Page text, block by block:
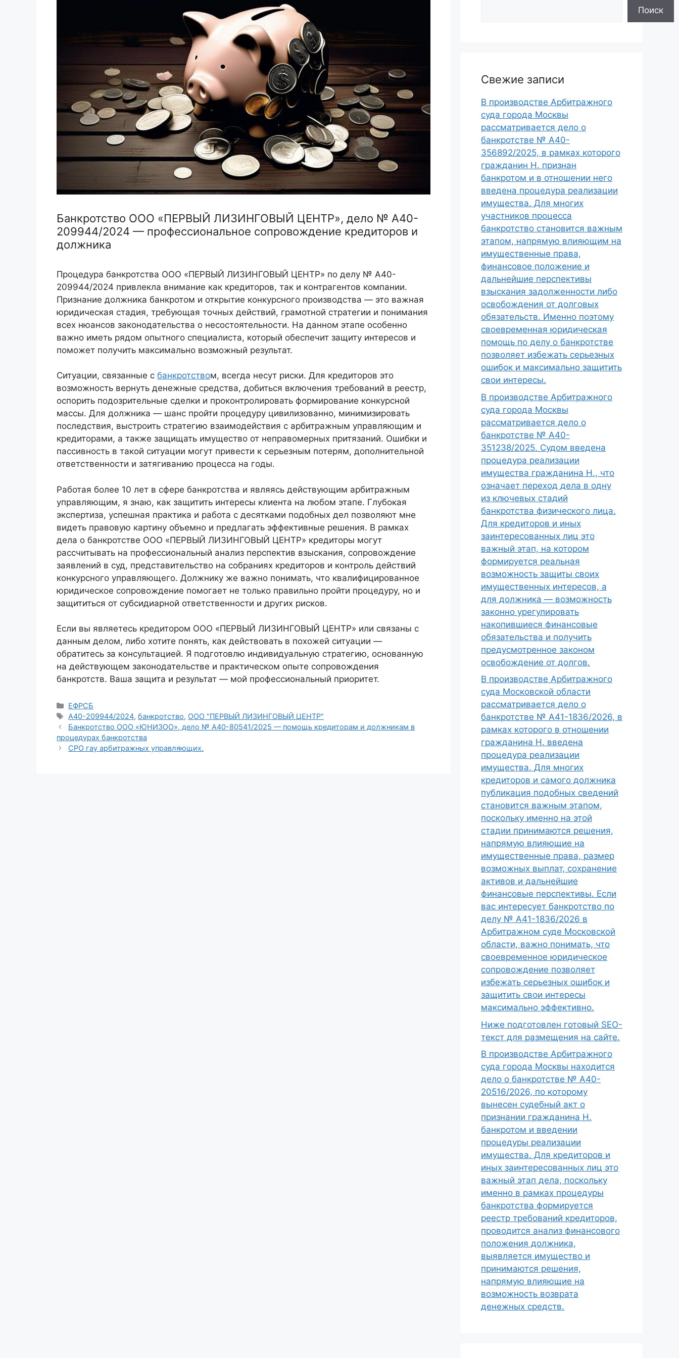
Банкротство ООО «ПЕРВЫЙ ЛИЗИНГОВЫЙ ЦЕНТР», дело № А40-
209944/2024 — профессиональное сопровождение кредиторов и
должника
Процедура банкротства ООО «ПЕРВЫЙ ЛИЗИНГОВЫЙ ЦЕНТР» по делу № А40-
209944/2024 привлекла внимание как кредиторов, так и контрагентов компании.
Признание должника банкротом и открытие конкурсного производства — это важная
юридическая стадия, требующая точных действий, грамотной стратегии и понимания
всех нюансов законодательства о несостоятельности. На данном этапе особенно
важно иметь рядом опытного специалиста, который обеспечит защиту интересов и
поможет получить максимально возможный результат.
Ситуации, связанные с банкротством, всегда несут риски. Для кредиторов это
возможность вернуть денежные средства, добиться включения требований в реестр,
оспорить подозрительные сделки и проконтролировать формирование конкурсной
массы. Для должника — шанс пройти процедуру цивилизованно, минимизировать
последствия, выстроить стратегию взаимодействия с арбитражным управляющим и
кредиторами, а также защищать имущество от неправомерных притязаний. Ошибки и
пассивность в такой ситуации могут привести к серьезным потерям, дополнительной
ответственности и затягиванию процесса на годы.
Работая более 10 лет в сфере банкротства и являясь действующим арбитражным
управляющим, я знаю, как защитить интересы клиента на любом этапе. Глубокая
экспертиза, успешная практика и работа с десятками подобных дел позволяют мне
видеть правовую картину объемно и предлагать эффективные решения. В рамках
дела о банкротстве ООО «ПЕРВЫЙ ЛИЗИНГОВЫЙ ЦЕНТР» кредиторы могут
рассчитывать на профессиональный анализ перспектив взыскания, сопровождение
заявлений в суд, представительство на собраниях кредиторов и контроль действий
конкурсного управляющего. Должнику же важно понимать, что квалифицированное
юридическое сопровождение помогает не только правильно пройти процедуру, но и
защититься от субсидиарной ответственности и других рисков.
Если вы являетесь кредитором ООО «ПЕРВЫЙ ЛИЗИНГОВЫЙ ЦЕНТР» или связаны с
данным делом, либо хотите понять, как действовать в похожей ситуации —
обратитесь за консультацией. Я подготовлю индивидуальную стратегию, основанную
на действующем законодательстве и практическом опыте сопровождения
банкротств. Ваша защита и результат — мой профессиональный приоритет.
Рубрики
ЕФРСБ
Метки
А40-209944/2024,банкротство, ООО "ПЕРВЫЙ ЛИЗИНГОВЫЙ ЦЕНТР"
Банкротство ООО «ЮНИЗОО», дело № А40-80541/2025 — помощь кредиторам и должникам в
процедурах банкротства
СРО гау арбитражных управляющих.
Поиск
Свежие записи
В производстве Арбитражного
суда города Москвы
рассматривается дело о
банкротстве № А40-
356892/2025, в рамках которого
гражданин Н. признан
банкротом и в отношении него
введена процедура реализации
имущества. Для многих
участников процесса
банкротство становится важным
этапом, напрямую влияющим на
имущественные права,
финансовое положение и
дальнейшие перспективы
взыскания задолженности либо
освобождения от долговых
обязательств. Именно поэтому
своевременная юридическая
помощь по делу о банкротстве
позволяет избежать серьезных
ошибок и максимально защитить
свои интересы.
В производстве Арбитражного
суда города Москвы
рассматривается дело о
банкротстве № А40-
351238/2025. Судом введена
процедура реализации
имущества гражданина Н., что
означает переход дела в одну
из ключевых стадий
банкротства физического лица.
Для кредиторов и иных
заинтересованных лиц это
важный этап, на котором
формируется реальная
возможность защиты своих
имущественных интересов, а
для должника — возможность
законно урегулировать
накопившиеся финансовые
обязательства и получить
предусмотренное законом
освобождение от долгов.
В производстве Арбитражного
суда Московской области
рассматривается дело о
банкротстве № А41-1836/2026, в
рамках которого в отношении
гражданина Н. введена
процедура реализации
имущества. Для многих
кредиторов и самого должника
публикация подобных сведений
становится важным этапом,
поскольку именно на этой
стадии принимаются решения,
напрямую влияющие на
имущественные права, размер
возможных выплат, сохранение
активов и дальнейшие
финансовые перспективы. Если
вас интересует банкротство по
делу № А41-1836/2026 в
Арбитражном суде Московской
области, важно понимать, что
своевременное юридическое
сопровождение позволяет
избежать серьезных ошибок и
защитить свои интересы
максимально эффективно.
Ниже подготовлен готовый SEO-
текст для размещения на сайте.
В производстве Арбитражного
суда города Москвы находится
дело о банкротстве № А40-
20516/2026, по которому
вынесен судебный акт о
признании гражданина Н.
банкротом и введении
процедуры реализации
имущества. Для кредиторов и
иных заинтересованных лиц это
важный этап дела, поскольку
именно в рамках процедуры
банкротства формируется
реестр требований кредиторов,
проводится анализ финансового
положения должника,
выявляется имущество и
принимаются решения,
напрямую влияющие на
возможность возврата
денежных средств.